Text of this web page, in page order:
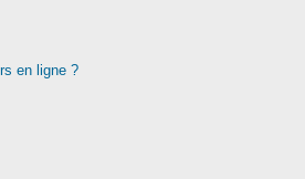
en ligne ?